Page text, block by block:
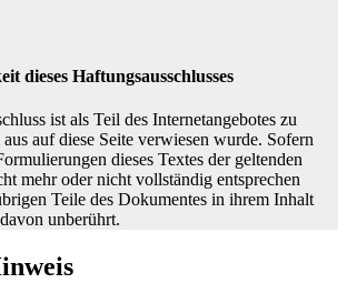
dieses Haftungsausschlusses
ist als Teil des Internetangebotes zu
auf diese Seite verwiesen wurde. Sofern
dieses Textes der geltenden
mehr oder nicht vollständig entsprechen
Teile des Dokumentes in ihrem Inhalt
unberührt.